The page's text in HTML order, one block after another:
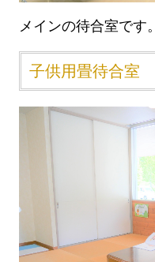
メインの待合室です。
子供用畳待合室